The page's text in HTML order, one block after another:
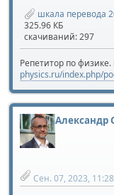
шкала перевода
325.96 КБ
скачиваний: 297
Репетитор по
physics.ru/index.php/
Александр
Сен. 07, 2023, 11:28